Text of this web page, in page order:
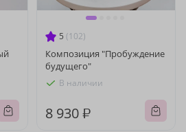
5 (102)
Композиция "Пробуждение
будущего"
В наличии
8 930 ₽